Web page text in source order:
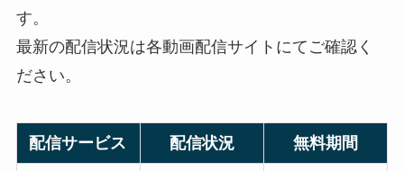
す。
最新の配信状況は各動画配信サイトにてご確認く
ださい。
配信サービス 配信状況 無料期間